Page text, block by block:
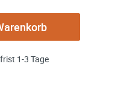
1-3 Tage